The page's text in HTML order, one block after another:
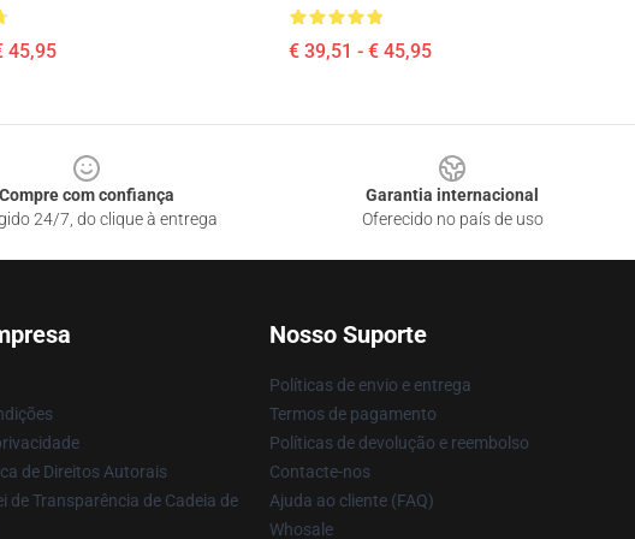
45,95 € 39,51 - € 45,95
Compre com confiança
24/7, do clique à entrega
Garantia internacional
Oferecido no país de uso
de Direitos Autorais
de Transparência de Cadeia de
Nosso Suporte
Políticas de envio e entrega
Termos de pagamento
Políticas de devolução e reembolso
Contacte-nos
Ajuda ao cliente (FAQ)
Whosale